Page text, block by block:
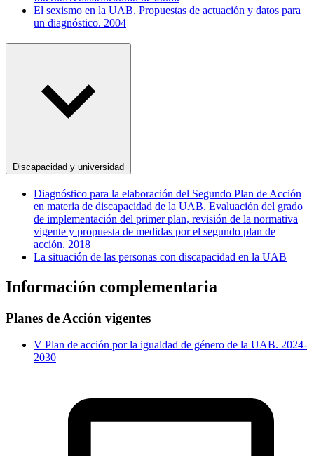
El sexismo en la UAB. Propuestas de actuación y datos para
un diagnóstico. 2004
Discapacidad y universidad
Diagnóstico para la elaboración del Segundo Plan de Acción
en materia de discapacidad de la UAB. Evaluación del grado
de implementación del primer plan, revisión de la normativa
vigente y propuesta de medidas por el segundo plan de
acción. 2018
La situación de las personas con discapacidad en la UAB
Información complementaria
Planes de Acción vigentes
V Plan de acción por la igualdad de género de la UAB. 2024-
2030